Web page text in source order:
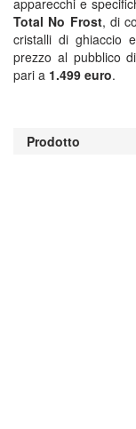
apparecchi e
Total No Frost, di
cristalli di ghiaccio
prezzo al pubblico
pari a 1.499 euro.
Prodotto